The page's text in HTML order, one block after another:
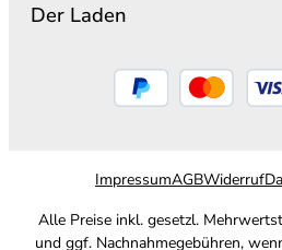
Der Laden
ImpressumAGBWiderruf
Alle Preise inkl. gesetzl.
und ggf. Nachnahmegebühren,